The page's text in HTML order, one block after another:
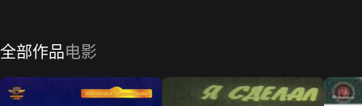
全部作品电影